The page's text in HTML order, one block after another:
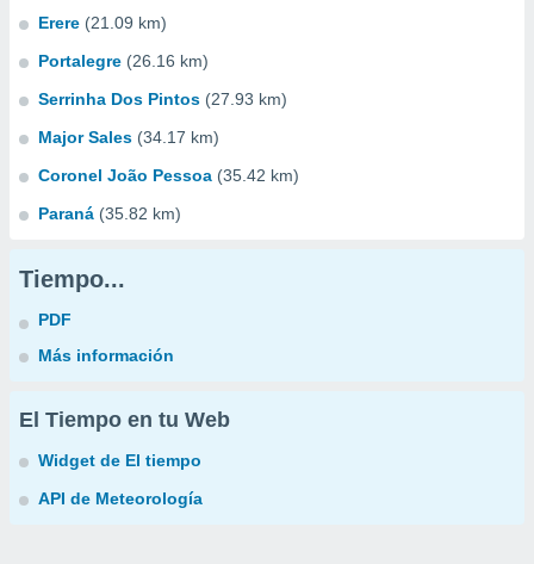
Erere (21.09 km)
Portalegre (26.16 km)
Serrinha Dos Pintos (27.93 km)
Major Sales (34.17 km)
Coronel João Pessoa (35.42 km)
Paraná (35.82 km)
Tiempo...
PDF
Más información
El Tiempo en tu Web
Widget de El tiempo
API de Meteorología